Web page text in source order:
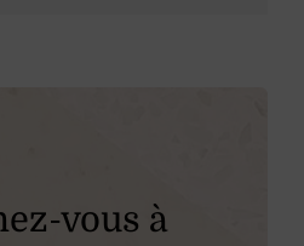
vous à